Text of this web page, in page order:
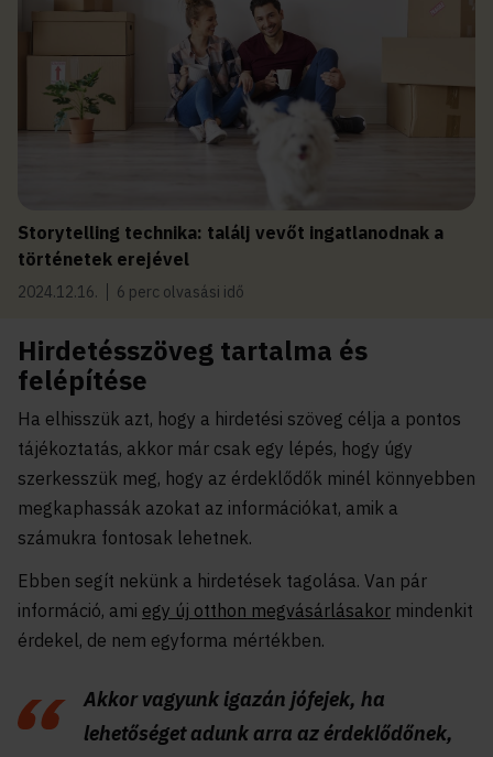
Storytelling technika: találj vevőt ingatlanodnak a
történetek erejével
2024.12.16. 6 perc olvasási idő
Hirdetésszöveg tartalma és
felépítése
Ha elhisszük azt, hogy a hirdetési szöveg célja a pontos
tájékoztatás, akkor már csak egy lépés, hogy úgy
szerkesszük meg, hogy az érdeklődők minél könnyebben
megkaphassák azokat az információkat, amik a
számukra fontosak lehetnek.
Ebben segít nekünk a hirdetések tagolása. Van pár
információ, ami egy új otthon megvásárlásakor mindenkit
érdekel, de nem egyforma mértékben.
Akkor vagyunk igazán jófejek, ha
lehetőséget adunk arra az érdeklődőnek,